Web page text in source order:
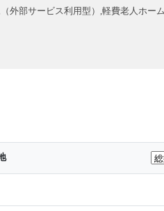
外部サービス利用型）,軽費老人ホー